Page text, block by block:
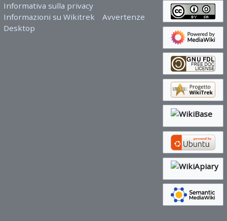
Informativa sulla privacy
Informazioni su Wikitrek
Avvertenze
Desktop